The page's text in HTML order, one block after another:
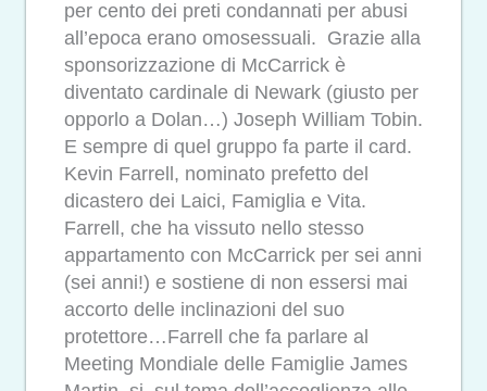
per cento dei preti condannati per abusi
all’epoca erano omosessuali. Grazie alla
sponsorizzazione di McCarrick è
diventato cardinale di Newark (giusto per
opporlo a Dolan…) Joseph William Tobin.
E sempre di quel gruppo fa parte il card.
Kevin Farrell, nominato prefetto del
dicastero dei Laici, Famiglia e Vita.
Farrell, che ha vissuto nello stesso
appartamento con McCarrick per sei anni
(sei anni!) e sostiene di non essersi mai
accorto delle inclinazioni del suo
protettore…Farrell che fa parlare al
Meeting Mondiale delle Famiglie James